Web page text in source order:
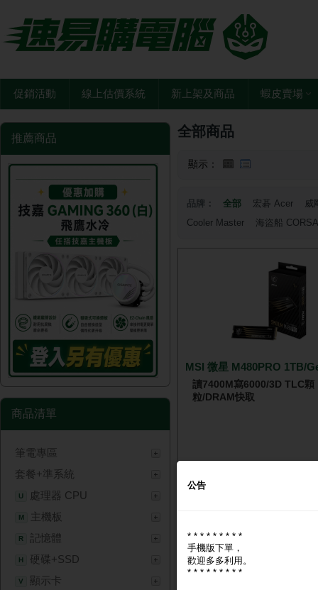
促銷活動 線上估價系統 新上架及商品 蝦皮賣場
推薦商品
商品清單
筆電專區
套餐+準系統
U 處理器 CPU
M 主機板
R 記憶體
H 硬碟+SSD
V
顯示卡
全部商品
顯示：
品牌： 全部 宏碁 Acer
威
Cooler Master
海盜船
MSI 微星 M480PRO 1TB/
讀7400M寫6000/3D TLC顆
粒/DRAM快取
公告
* * * * * * * * *
手機版下單，
歡迎多多利用。
* * * * * * * * *